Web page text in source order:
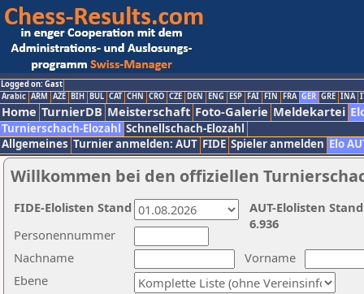
Logged on: Gast
Arabic ARM AZE BIH BUL CAT CHN CRO CZE DEN ENG ESP FAI FIN FRA GER GRE INA
Home TurnierDB Meisterschaft Foto-Galerie Meldekartei
Turnierschach-Elozahl Schnellschach-Elozahl
Allgemeines Turnier anmelden: AUT FIDE Spieler anmelden Elo
Willkommen bei den offiziellen
Nachname
Vorname
Ebene
Personennummer
AUT-Elolisten
6.936
FIDE-Elolisten Stand